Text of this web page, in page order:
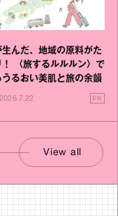
生んだ、地域の原料がた
！ 〈旅するルルルン〉で
うるおい美肌と旅の余韻
2026.7.22 PR
View all